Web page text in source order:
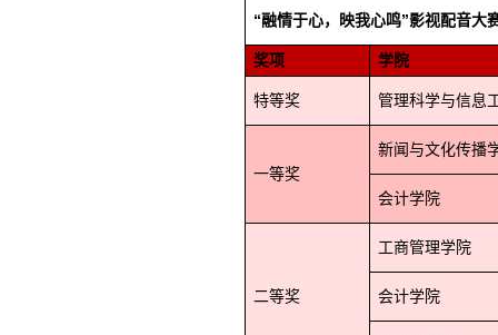
“融情于心，映我心鸣”影视配音大
奖项 学院
特等奖 管理科学与信息
一等奖
新闻与文化传播
会计学院
二等奖
工商管理学院
会计学院